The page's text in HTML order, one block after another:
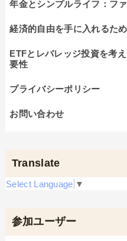
年金とシンプルライフ：フ
経済的自由を手に入れるた
ETFとレバレッジ投資を考
要性
プライバシーポリシー
お問い合わせ
Translate
Select Language ▼
参加ユーザー